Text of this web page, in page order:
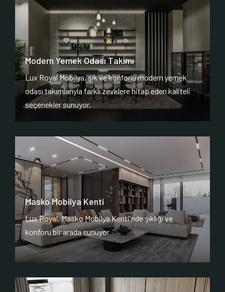
Modern Yemek Odası Takımı
Lux Royal Mobilya, şık ve konforlu modern yemek
odası takımlarıyla farklı zevklere hitap eden kaliteli
seçenekler sunuyor.
Masko Mobilya Kenti
Lux Royal, Masko Mobilya Kenti'nde şıklığı ve
konforu bir arada sunuyor.